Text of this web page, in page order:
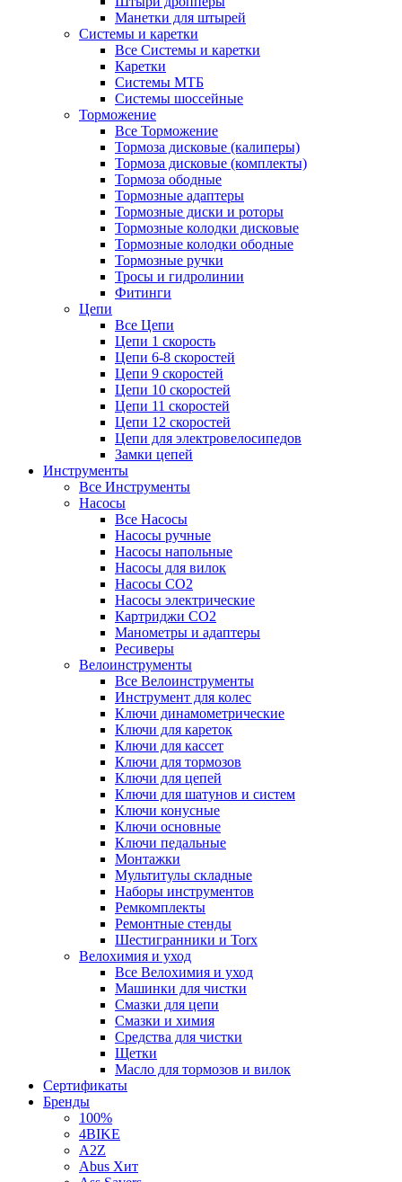
Манетки для штырей
Системы и каретки
Все Системы и каретки
Каретки
Системы МТБ
Системы шоссейные
Торможение
Все Торможение
Тормоза дисковые (калиперы)
Тормоза дисковые (комплекты)
Тормоза ободные
Тормозные адаптеры
Тормозные диски и роторы
Тормозные колодки дисковые
Тормозные колодки ободные
Тормозные ручки
Тросы и гидролинии
Фитинги
Цепи
Все Цепи
Цепи 1 скорость
Цепи 6-8 скоростей
Цепи 9 скоростей
Цепи 10 скоростей
Цепи 11 скоростей
Цепи 12 скоростей
Цепи для электровелосипедов
Замки цепей
Инструменты
Все Инструменты
Насосы
Все Насосы
Насосы ручные
Насосы напольные
Насосы для вилок
Насосы CO2
Насосы электрические
Картриджи CO2
Манометры и адаптеры
Ресиверы
Велоинструменты
Все Велоинструменты
Инструмент для колес
Ключи динамометрические
Ключи для кареток
Ключи для кассет
Ключи для тормозов
Ключи для цепей
Ключи для шатунов и систем
Ключи конусные
Ключи основные
Ключи педальные
Монтажки
Мультитулы складные
Наборы инструментов
Ремкомплекты
Ремонтные стенды
Шестигранники и Torx
Велохимия и уход
Все Велохимия и уход
Машинки для чистки
Смазки для цепи
Смазки и химия
Средства для чистки
Щетки
Масло для тормозов и вилок
Сертификаты
Бренды
100%
4BIKE
A2Z
Abus Хит